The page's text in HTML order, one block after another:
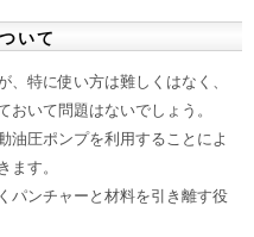
いて
特に使い方は難しくはなく、
いて問題はないでしょう。
油圧ポンプを利用することによ
す。
パンチャーと材料を引き離す役